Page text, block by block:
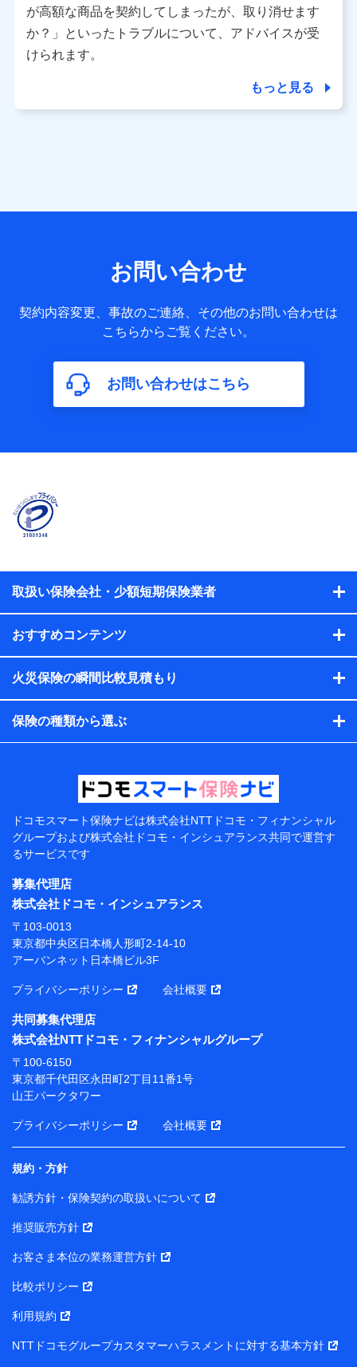
ご契約・ご利用などに関する情報。例として、当社又は株式
会社NTTドコモが提供する各種サービスのご契約状態・ご利
用履歴インターネット利用時の行動に関する情報、アプリケ
ーション利用時の行動に関する情報、購入されたサービスや
当社又は株式会社NTTドコモが提供する保険関連サービスに
送信履歴などの情報）が含まれます。
約に関する情報。例として、保険契約者及び被保険者の氏
名、住所、生年月日、性別、保険契約者と被保険者の関係、
保険加入の目的、保険商品の内容、保険料、保険料のお支払
年数などの情報、ペットの種類や年齢などの情報などが含ま
れます。
【共同して利用する者の範囲】
株式会社NTTドコモ
当社又は株式会社NTTドコモが提供する保険関連サービスに
おけるユーザ登録受付および管理のため
当社又は株式会社NTTドコモと取引のあるもしくは委託を受
れらに付帯、関連する当社、株式会社NTTドコモおよび提携
会社のサービスを案内、提供するため
析して、お客さまの趣味・嗜好・傾向に応じたサービス・商
各種セミナーの開催のため
コンサルティングサービスの実施のため
アンケートやキャンペーン等の実施のため
上記に係る案内・手続き・管理等付帯業務を行うため
当該個人データを取り扱う各共同利用者（詳細は次のと
東京都千代田区永田町2丁目11番1号 山王パークタワー
株式会社NTTドコモ 代表取締役社長 前田 義晃
東京都中央区日本橋人形町2-14-10 アーバンネット日
本橋ビル 3F
長 吉村 忠義
※ 当社および株式会社NTTドコモは、お客さまの情報
ソナルデータ憲章」に定める行動原則を順守します 。
※ パーソナルデータダッシュボードの「第三者提供の
管理」の設定状態にかかわらず、共同利用する場合があ
ります。
※ dポイントクラブ会員ではないお客さま（2019年12
月11日以降、一度もdポイントクラブ会員であったこと
がないお客さまに限る）に関する、2019年12月10日以
前に取得した個人データは、こちら の利用目的の範囲内
当社は株式会社NTTドコモ・フィナンシャルグループ
との間で、以下のとおり個人データを共同利用しま
す。
【共同して利用される利用データの項目】
当社または株式会社NTTドコモ・フィナンシャルグルー
の個人データ
基本情報
性、連絡先、dポイントサービスのご利用に関する情報。例
が高額な商品を契約してしまったが、取り消せます
か？」といったトラブルについて、アドバイスが受
けられます。
もっと見る
お問い合わせ
契約内容変更、事故のご連絡、その他のお問い合わせは
こちらからご覧ください。
お問い合わせはこちら
取扱い保険会社・少額短期保険業者
おすすめコンテンツ
火災保険の瞬間比較見積もり
保険の種類から選ぶ
ドコモスマート保険ナビは株式会社NTTドコモ・フィナンシャル
グループおよび株式会社ドコモ・インシュアランス共同で運営す
るサービスです
募集代理店
株式会社ドコモ・インシュアランス
〒103-0013
東京都中央区日本橋人形町2-14-10
アーバンネット日本橋ビル3F
プライバシーポリシー 会社概要
共同募集代理店
株式会社NTTドコモ・フィナンシャルグループ
〒100-6150
東京都千代田区永田町2丁目11番1号
山王パークタワー
プライバシーポリシー 会社概要
規約・方針
勧誘方針・保険契約の取扱いについて
推奨販売方針
お客さま本位の業務運営方針
比較ポリシー
利用規約
NTTドコモグループカスタマーハラスメントに対する基本方針